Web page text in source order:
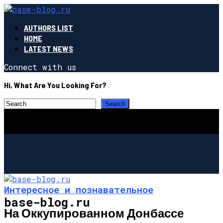
AUTHORS LIST
HOME
LATEST NEWS
Connect with us
Hi, What Are You Looking For?
base-blog.ru
Интересное и познавательное
На Оккупированном Донбассе